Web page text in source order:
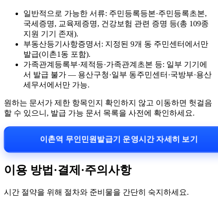
일반적으로 가능한 서류: 주민등록등본·주민등록초본,
국세증명, 교육제증명, 건강보험 관련 증명 등(총 109종
지원 기기 존재).
부동산등기사항증명서: 지정된 9개 동 주민센터에서만
발급(이촌1동 포함).
가족관계등록부·제적등·가족관계초본 등: 일부 기기에
서 발급 불가 — 용산구청·일부 동주민센터·국방부·용산
세무서에서만 가능.
원하는 문서가 제한 항목인지 확인하지 않고 이동하면 헛걸음
할 수 있으니, 발급 가능 문서 목록을 사전에 확인하세요.
이촌역 무인민원발급기 운영시간 자세히 보기
이용 방법·결제·주의사항
시간 절약을 위해 절차와 준비물을 간단히 숙지하세요.